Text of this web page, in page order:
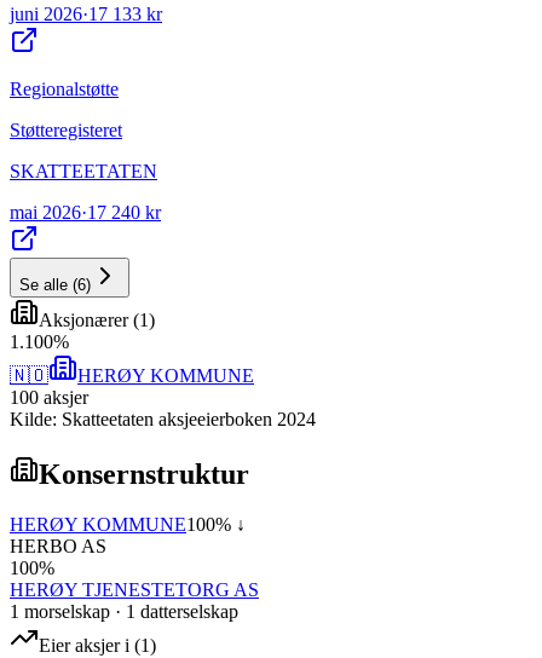
juni 2026·17 133 kr
Regionalstøtte
Støtteregisteret
SKATTEETATEN
mai 2026·17 240 kr
Se alle (6)
Aksjonærer(1)
1 .100%
🇳🇴
HERØY KOMMUNE
100 aksjer
Kilde: Skatteetaten aksjeeierboken 2024
Konsernstruktur
HERØY KOMMUNE100% ↓
HERBO AS
100%
HERØY TJENESTETORG AS
1 morselskap · 1 datterselskap
Eier aksjer i (1)